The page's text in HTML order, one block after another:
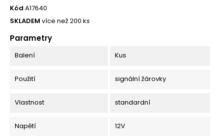
Kód A17640
SKLADEM více než 200 ks
Parametry
Balení Kus
Použití signální žárovky
Vlastnost standardní
Napětí 12V